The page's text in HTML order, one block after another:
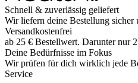
Schnell & zuverlässig geliefert
Wir liefern deine Bestellung sicher
Versandkostenfrei
ab 25 € Bestellwert. Darunter nur
Deine Bedürfnisse im Fokus
Wir prüfen für dich wirklich jede
Service